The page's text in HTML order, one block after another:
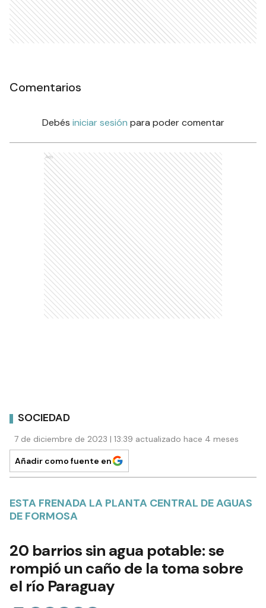
Comentarios
Debés iniciar sesión para poder comentar
Ads
SOCIEDAD
7 de diciembre de 2023 | 13:39 actualizado hace 4 meses
Añadir como fuente en
ESTA FRENADA LA PLANTA CENTRAL DE AGUAS
DE FORMOSA
20 barrios sin agua potable: se
rompió un caño de la toma sobre
el río Paraguay